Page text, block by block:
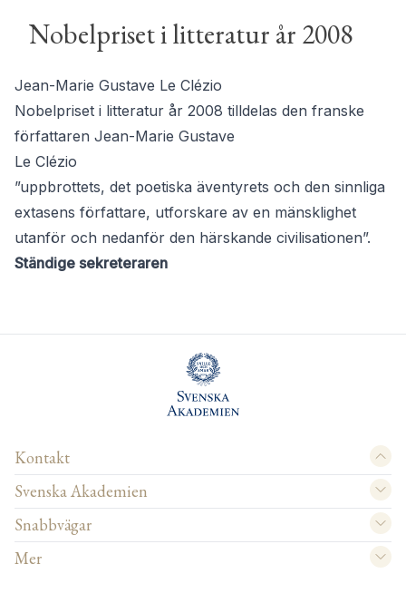
Nobelpriset i litteratur år 2008
Jean-Marie Gustave Le Clézio
Nobelpriset i litteratur år 2008 tilldelas den franske
författaren Jean-Marie Gustave
Le Clézio
”uppbrottets, det poetiska äventyrets och den sinnliga
extasens författare, utforskare av en mänsklighet
utanför och nedanför den härskande civilisationen”.
Ständige sekreteraren
Kontakt
Svenska Akademien
Snabbvägar
Mer